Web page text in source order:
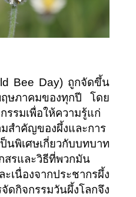
Bee Day) ถูกจัดขึ้น
ษภาคมของทุกปี โดย
รรมเพื่อให้ความรู้แก่
สำคัญของผึ้งและการ
พิเศษเกี่ยวกับบทบาท
สรและวิธีที่พวกมัน
องจากประชากรผึ้ง
กิจกรรมวันผึ้งโลกจึง